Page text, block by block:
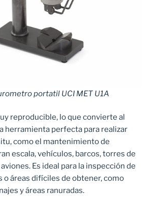
portatil UCI MET U1A
reproducible, lo que convierte al
herramienta perfecta para realizar
como el mantenimiento de
escala, vehículos, barcos, torres de
Es ideal para la inspección de
o áreas difíciles de obtener, como
y áreas ranuradas.